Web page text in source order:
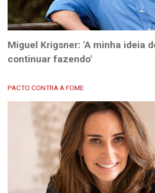
Miguel Krigsner: 'A minha ideia
continuar fazendo'
PACTO CONTRA A FOME